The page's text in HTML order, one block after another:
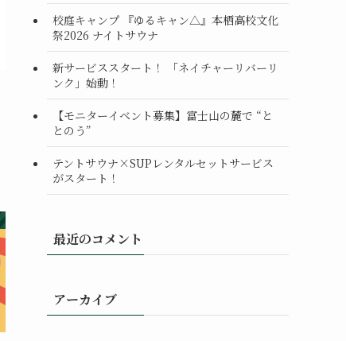
校庭キャンプ 『ゆるキャン△』本栖高校文化
祭2026 ナイトサウナ
新サービススタート！ 「ネイチャーリバーリ
ンク」始動！
【モニターイベント募集】富士山の麓で “と
とのう”
テントサウナ×SUPレンタルセットサービス
がスタート！
最近のコメント
アーカイブ